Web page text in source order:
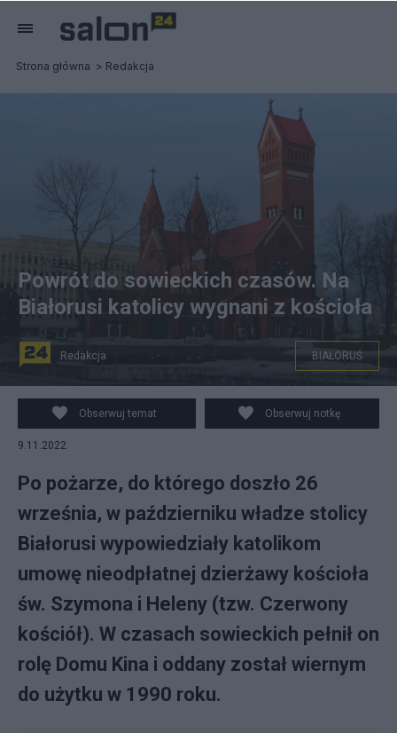
Strona główna Redakcja
Wierni z Mińska nie mogą modlić się w kościele św.
Szymona i św. Heleny, ani na zewnątrz budynku. (fot.
Wikipedia)
Powrót do sowieckich czasów. Na
Białorusi katolicy wygnani z kościoła
Redakcja BIAŁORUŚ
Obserwuj temat Obserwuj notkę
9.11.2022
Po pożarze, do którego doszło 26
września, w październiku władze stolicy
Białorusi wypowiedziały katolikom
umowę nieodpłatnej dzierżawy kościoła
św. Szymona i Heleny (tzw. Czerwony
kościół). W czasach sowieckich pełnił on
rolę Domu Kina i oddany został wiernym
do użytku w 1990 roku.